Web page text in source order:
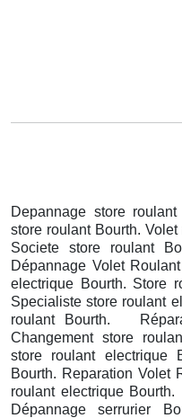
Depannage store
store roulant Bourth.
Societe store roulant
Dépannage Volet
electrique Bourth. Store
Specialiste store roulant
roulant Bourth.
Changement store
store roulant electrique
Bourth. Reparation Volet
roulant electrique Bourth.
Dépannage serrurier